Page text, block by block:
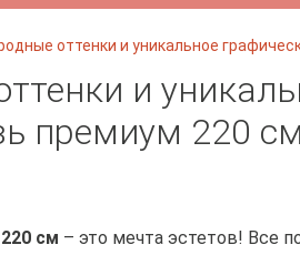
оттенки и уникальное
и
премиум 220 см
см – это мечта эстетов! Все